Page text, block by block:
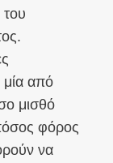
του
μία από
μισθό
φόρος
να